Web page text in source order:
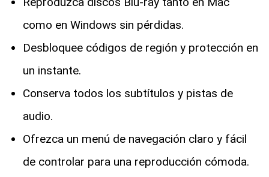
como en Windows sin pérdidas.
Desbloquee códigos de región y protección en
un instante.
Conserva todos los subtítulos y pistas de
audio.
Ofrezca un menú de navegación claro y fácil
de controlar para una reproducción cómoda.